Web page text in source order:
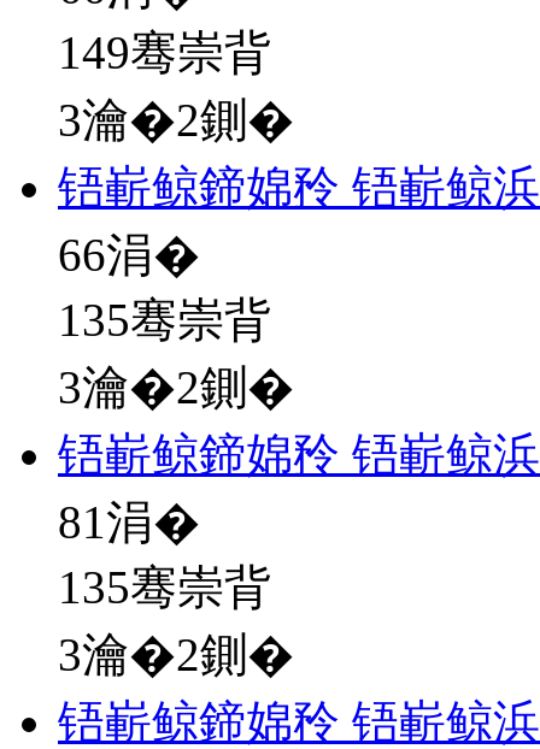
149骞崇背
3瀹�2鍘�
铻嶄鲸鍗婂矝 铻嶄鲸
66涓�
135骞崇背
3瀹�2鍘�
铻嶄鲸鍗婂矝 铻嶄鲸
81涓�
135骞崇背
3瀹�2鍘�
铻嶄鲸鍗婂矝 铻嶄鲸